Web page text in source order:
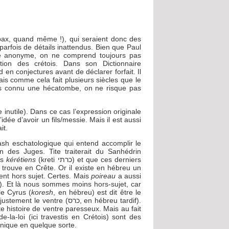
quand même !), qui seraient donc des
de détails inattendus. Bien que Paul
on ne comprend toujours pas
des crétois. Dans son Dictionnaire
en conjectures avant de déclarer forfait. Il
comme cela fait plusieurs siècles que le
connu une hécatombe, on ne risque pas
Dans ce cas l’expression originale
d’avoir un fils/messie. Mais il est aussi
eschatologique qui entend accomplir le
des Juges. Tite traiterait du Sanhédrin
kérétiens (kreti כרתי) et que ces derniers
en Crête. Or il existe en hébreu un
hors sujet. Certes. Maispoireau a aussi
Cyrus (koresh , en hébreu) est dit être le
histoire de ventre paresseux. Mais au fait
la-loi (ici travestis en Crétois) sont des
en quelque sorte.